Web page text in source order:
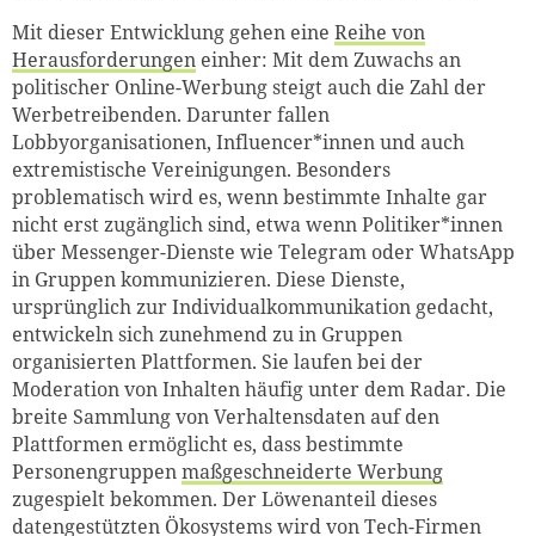
Mit dieser Entwicklung gehen eine Reihe von
Herausforderungen einher: Mit dem Zuwachs an
politischer Online-Werbung steigt auch die Zahl der
Werbetreibenden. Darunter fallen
Lobbyorganisationen, Influencer*innen und auch
extremistische Vereinigungen. Besonders
problematisch wird es, wenn bestimmte Inhalte gar
nicht erst zugänglich sind, etwa wenn Politiker*innen
über Messenger-Dienste wie Telegram oder WhatsApp
in Gruppen kommunizieren. Diese Dienste,
ursprünglich zur Individualkommunikation gedacht,
entwickeln sich zunehmend zu in Gruppen
organisierten Plattformen. Sie laufen bei der
Moderation von Inhalten häufig unter dem Radar. Die
breite Sammlung von Verhaltensdaten auf den
Plattformen ermöglicht es, dass bestimmte
Personengruppenmaßgeschneiderte Werbung
zugespielt bekommen. Der Löwenanteil dieses
datengestützten Ökosystems wird von Tech-Firmen